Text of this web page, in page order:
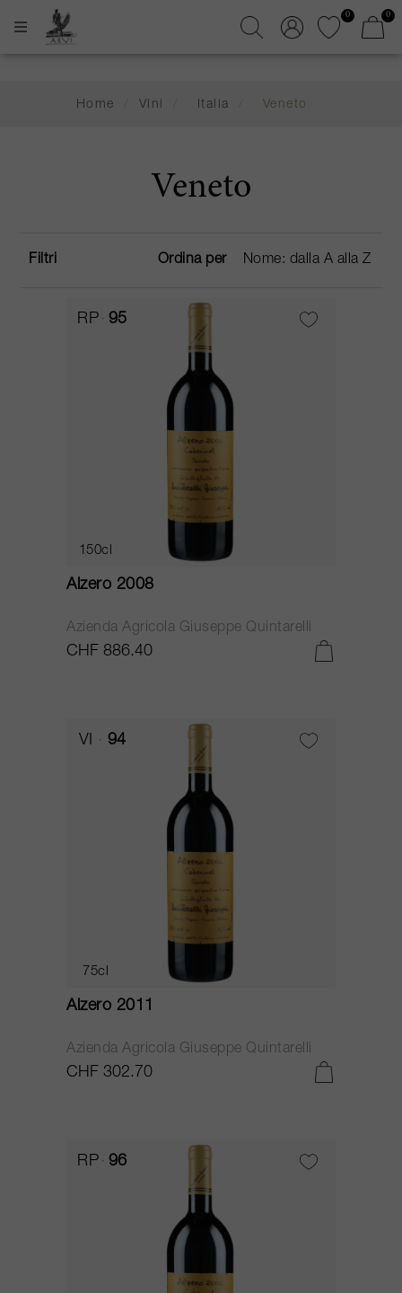
0 0
Home Vini Italia Veneto
Veneto
Filtri Ordina per
RP 95
150cl
Alzero 2008
Azienda Agricola Giuseppe Quintarelli
CHF 886.40
VI 94
75cl
Alzero 2011
Azienda Agricola Giuseppe Quintarelli
CHF 302.70
RP 96